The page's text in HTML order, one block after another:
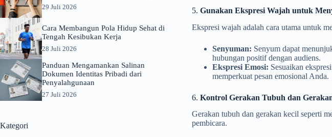
5. Gunakan Ekspresi Wajah untuk
Ekspresi wajah adalah cara utama untuk
Senyuman: Senyum dapat
hubungan positif dengan audiens.
Ekspresi Emosi: Sesuaikan
memperkuat pesan emosional Anda.
6. Kontrol Gerakan Tubuh dan
Gerakan tubuh dan gerakan kecil seperti
pembicara.
29 Juli 2026
Cara Membangun Pola Hidup Sehat di
Tengah Kesibukan Kerja
28 Juli 2026
Panduan Mengamankan Salinan
Dokumen Identitas Pribadi dari
Penyalahgunaan
27 Juli 2026
Kategori